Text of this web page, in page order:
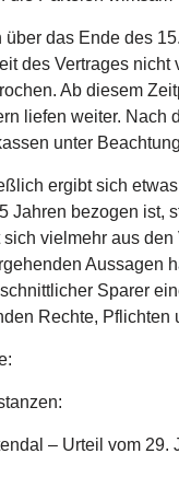
über das Ende des
des Vertrages
Ab diesem
liefen weiter. Nach
unter
ergibt sich
Jahren bezogen ist,
sich vielmehr aus
Aussagen
Sparer
Rechte, Pflichten
– Urteil vom 29.